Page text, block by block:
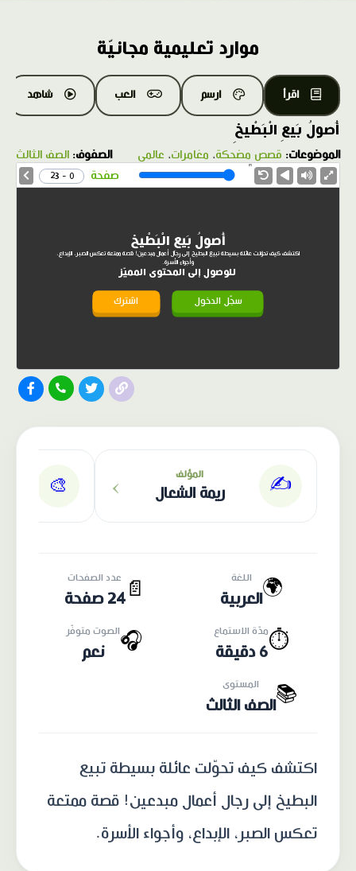
موارد تعليمية مجانيّة
اقرأ ارسم العب شاهد
أُصولُ بَيعِ الْبَطْيخِ
الموضوعات: قصص مضحكة، مغامرات، عالمي الصفوف: الصف الثالث
صفحة 0 - 23
أُصولُ بَيعِ الْبَطْيخِ
اكتشف كيف تحوّلت عائلة بسيطة تبيع البطيخ إلى رجال أعمال مبدعين! قصة ممتعة تعكس الصبر، الإبداع،
وأجواء الأسرة.
للوصول إلى المحتوى المميّز
سجّل الدخول اشترك
✍️ المؤلف
ريمة الشعال ›
🎨
🌍 اللغة
العربية 📄
عدد الصفحات
24 صفحة
⏱️مدّة الاستماع
6 دقيقة
🎧الصوت متوفّر
نعم
📚 المستوى
الصف الثالث
اكتشف كيف تحوّلت عائلة بسيطة تبيع
البطيخ إلى رجال أعمال مبدعين! قصة ممتعة
تعكس الصبر، الإبداع، وأجواء الأسرة.